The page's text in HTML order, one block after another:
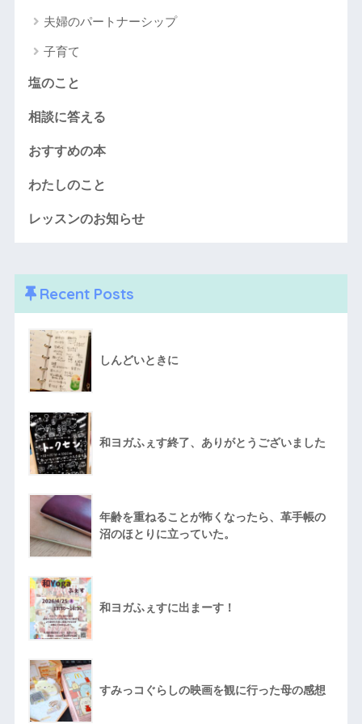
夫婦のパートナーシップ
子育て
塩のこと
相談に答える
おすすめの本
わたしのこと
レッスンのお知らせ
Recent Posts
しんどいときに
和ヨガふぇす終了、ありがとうございました
年齢を重ねることが怖くなったら、革手帳の
沼のほとりに立っていた。
和ヨガふぇすに出まーす！
すみっコぐらしの映画を観に行った母の感想